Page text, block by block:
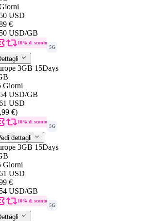
USD
€
USD/GB
10% di sconto
5G
3GB 15Days
Giorni
USD/GB
USD
€)
10% di sconto
5G
dettagli
3GB 15Days
Giorni
USD
€
USD/GB
10% di sconto
5G